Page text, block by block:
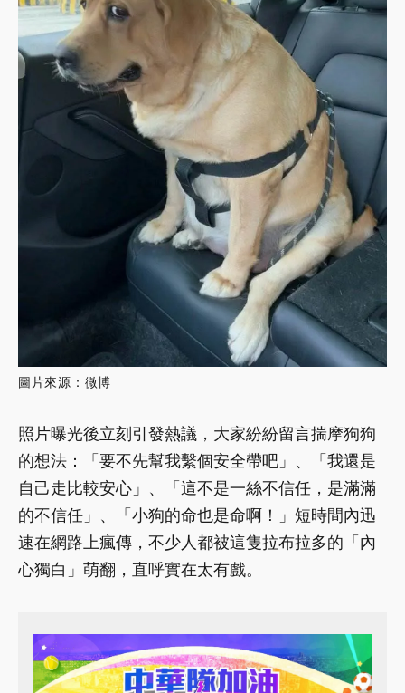
圖片來源：微博
照片曝光後立刻引發熱議，大家紛紛留言揣摩狗狗
的想法：「要不先幫我繫個安全帶吧」、「我還是
自己走比較安心」、「這不是一絲不信任，是滿滿
的不信任」、「小狗的命也是命啊！」短時間內迅
速在網路上瘋傳，不少人都被這隻拉布拉多的「內
心獨白」萌翻，直呼實在太有戲。